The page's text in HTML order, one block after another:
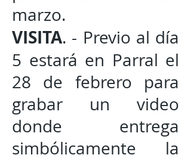
marzo.
VISITA. - Previo al día
5 estará en Parral el
28 de febrero para
grabar un video
donde entrega
simbólicamente la